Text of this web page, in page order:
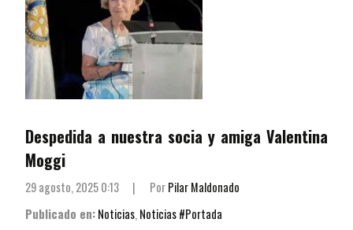
Despedida a nuestra socia y amiga Valentina
Moggi
29 agosto, 2025 0:13 | PorPilar Maldonado
Publicado en:Noticias,Noticias #Portada